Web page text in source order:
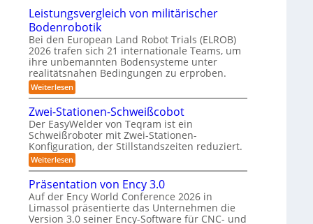
r
m
D
-
S
t
e
r
e
o
-
K
a
m
e
r
a
s
u
t
t
l
e
-
S
y
s
t
e
m
ü
r
R
Leistungsvergleich von militärischer
Bodenrobotik
Bei den European Land Robot Trials (ELROB)
2026 trafen sich 21 internationale Teams, um
ihre unbemannten Bodensysteme unter
realitätsnahen Bedingungen zu erproben.
Weiterlesen:
L
i
s
t
u
n
g
s
v
e
r
g
Zwei-Stationen-Schweißcobot
Der EasyWelder von Teqram ist ein
Schweißroboter mit Zwei-Stationen-
Konfiguration, der Stillstandszeiten reduziert.
Weiterlesen:
Z
w
e
i
-
S
Präsentation von Ency 3.0
Auf der Ency World Conference 2026 in
Limassol präsentierte das Unternehmen die
Version 3.0 seiner Ency-Software für CNC- und